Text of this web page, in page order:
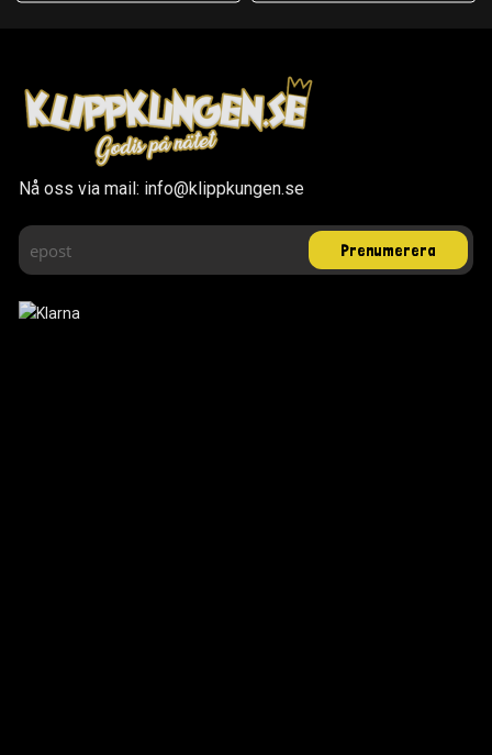
Nå oss via mail: info@klippkungen.se